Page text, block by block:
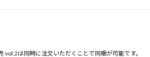
は同時に注文いただくことで同梱が可能です。